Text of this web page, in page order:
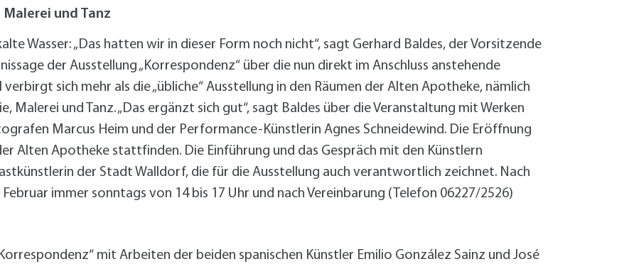
Süd 2. BA
und Tanz
Wasser: „Das hatten wir in dieser Form noch nicht“, sagt Gerhard Baldes, der Vorsitzende
der Ausstellung „Korrespondenz“ über die nun direkt im Anschluss anstehende
sich mehr als die „übliche“ Ausstellung in den Räumen der Alten Apotheke, nämlich
Malerei und Tanz. „Das ergänzt sich gut“, sagt Baldes über die Veranstaltung mit Werken
Marcus Heim und der Performance-Künstlerin Agnes Schneidewind. Die Eröffnung
Alten Apotheke stattfinden. Die Einführung und das Gespräch mit den Künstlern
der Stadt Walldorf, die für die Ausstellung auch verantwortlich zeichnet. Nach
immer sonntags von 14 bis 17 Uhr und nach Vereinbarung (Telefon 06227/2526)
mit Arbeiten der beiden spanischen Künstler Emilio González Sainz und José